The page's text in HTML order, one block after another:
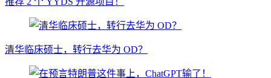
清华临床硕士，转行去华为 OD？